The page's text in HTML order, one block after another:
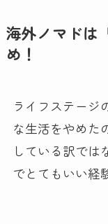
海外ノマドは
め！
ライフステージ
な生活をやめた
している訳では
でとてもいい経